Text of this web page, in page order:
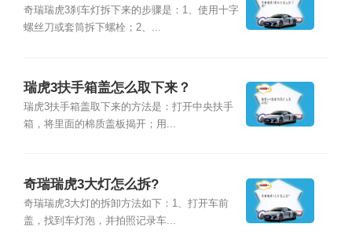
奇瑞瑞虎3刹车灯拆下来的步骤是：1、使用十字
螺丝刀或套筒拆下螺栓；2、...
瑞虎3扶手箱盖怎么取下来？
瑞虎3扶手箱盖取下来的方法是：打开中央扶手
箱，将里面的棉质盖板揭开；用...
奇瑞瑞虎3大灯怎么拆?
奇瑞瑞虎3大灯的拆卸方法如下：1、打开车前
盖，找到车灯泡，并拍照记录车...